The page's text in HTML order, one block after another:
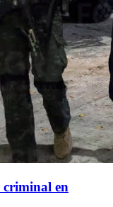
criminal en